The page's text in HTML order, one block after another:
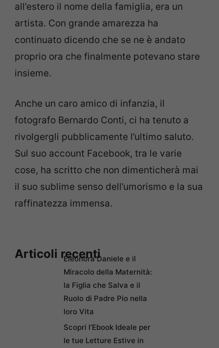
all’estero il nome della famiglia, era un
artista. Con grande amarezza ha
continuato dicendo che se ne è andato
proprio ora che finalmente potevano stare
insieme.
Anche un caro amico di infanzia, il
fotografo Bernardo Conti, ci ha tenuto a
rivolgergli pubblicamente l’ultimo saluto.
Sul suo account Facebook, tra le varie
cose, ha scritto che non dimenticherà mai
il suo sublime senso dell’umorismo e la sua
raffinatezza immensa.
Articoli recentiEleonora Daniele e il
Miracolo della Maternità:
la Figlia che Salva e il
Ruolo di Padre Pio nella
loro Vita
Scopri l’Ebook Ideale per
le tue Letture Estive in